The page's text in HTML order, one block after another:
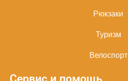
Рюкзаки
Туризм
Велоспорт